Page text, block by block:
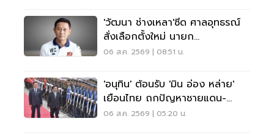
'วัฒนา ช่างเหลา'ซีด ศาลอุทธรณ์
สั่งเลือกตั้งใหม่ นายก
อบจ.ขอนแก่น
06 ส.ค. 2569 | 08:51 น.
'อนุทิน' ต้อนรับ 'มิน อ่อง หล่าย'
เยือนไทย ถกปัญหาชายแดน-
พลังงาน-การค้า
06 ส.ค. 2569 | 05:20 น.